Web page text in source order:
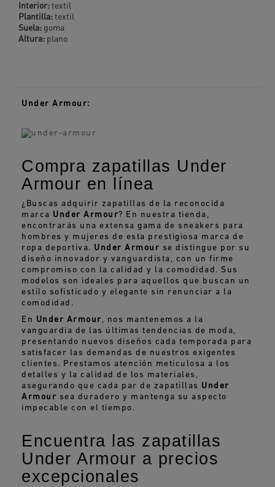
Interior:textil
Plantilla:textil
Suela: goma
Altura: plano
Under Armour:
Compra zapatillas Under
Armour en línea
¿Buscas adquirir zapatillas de la reconocida
marca Under Armour? En nuestra tienda,
encontrarás una extensa gama de sneakers para
hombres y mujeres de esta prestigiosa marca de
ropa deportiva. Under Armour se distingue por su
diseño innovador y vanguardista, con un firme
compromiso con la calidad y la comodidad. Sus
modelos son ideales para aquellos que buscan un
estilo sofisticado y elegante sin renunciar a la
comodidad.
En Under Armour , nos mantenemos a la
vanguardia de las últimas tendencias de moda,
presentando nuevos diseños cada temporada para
satisfacer las demandas de nuestros exigentes
clientes. Prestamos atención meticulosa a los
detalles y la calidad de los materiales,
asegurando que cada par de zapatillas Under
Armour sea duradero y mantenga su aspecto
impecable con el tiempo.
Encuentra las zapatillas
Under Armour a precios
excepcionales